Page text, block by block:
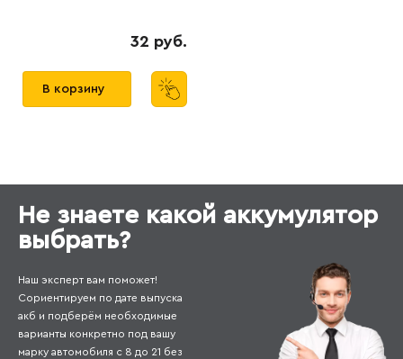
32 руб.
В корзину
Не знаете какой аккумулятор
выбрать?
Наш эксперт вам поможет!
Сориентируем по дате выпуска
акб и подберём необходимые
варианты конкретно под вашу
марку автомобиля с 8 до 21 без